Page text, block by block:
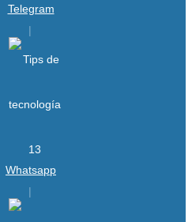
Telegram
Whatsapp